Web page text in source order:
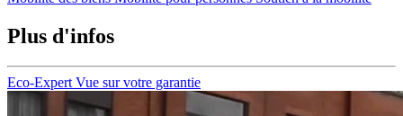
Plus d'infos
Eco-Expert Vue sur votre garantie